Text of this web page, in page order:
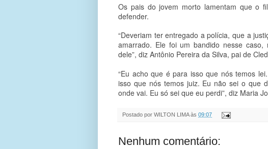
Os pais do jovem morto lamentam que o
defender.
“Deveriam ter entregado a polícia, que a
amarrado. Ele foi um bandido nesse
dele”, diz Antônio Pereira da Silva, pai de
“Eu acho que é para isso que nós temos
isso que nós temos juiz. Eu não sei o que
onde vai. Eu só sei que eu perdi”, diz Maria
Postado por WILTON LIMA às 09:07
Nenhum comentário: